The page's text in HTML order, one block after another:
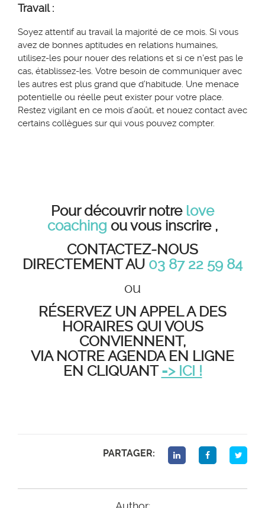
Travail :
Soyez attentif au travail la majorité de ce mois. Si vous
avez de bonnes aptitudes en relations humaines,
utilisez-les pour nouer des relations et si ce n'est pas le
cas, établissez-les. Votre besoin de communiquer avec
les autres est plus grand que d’habitude. Une menace
potentielle ou réelle peut exister pour votre place.
Restez vigilant en ce mois d’août, et nouez contact avec
certains collègues sur qui vous pouvez compter.
Pour découvrir notre love
coaching ou vous inscrire ,
CONTACTEZ-NOUS
DIRECTEMENT AU 03 87 22 59 84
ou
RÉSERVEZ UN APPEL A DES
HORAIRES QUI VOUS
CONVIENNENT,
VIA NOTRE AGENDA EN LIGNE
EN CLIQUANT=> ICI !
PARTAGER: